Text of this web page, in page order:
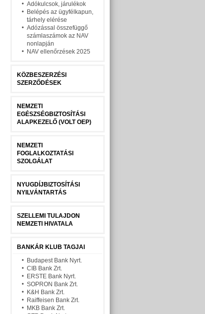
Adókulcsok, járulékok
Belépés az ügyfélkapun,
tárhely elérése
Adózással összefüggő
számlaszámok az NAV
nonlapján
NAV ellenőrzések 2025
KÖZBESZERZÉSI
SZERZŐDÉSEK
NEMZETI
EGÉSZSÉGBIZTOSÍTÁSI
ALAPKEZELŐ (VOLT OEP)
NEMZETI
FOGLALKOZTATÁSI
SZOLGÁLAT
NYUGDÍJBIZTOSÍTÁSI
NYILVÁNTARTÁS
SZELLEMI TULAJDON
NEMZETI HIVATALA
BANKÁR KLUB TAGJAI
Budapest Bank Nyrt.
CIB Bank Zrt.
ERSTE Bank Nyrt.
SOPRON Bank Zrt.
K&H Bank Zrt.
Raiffeisen Bank Zrt.
MKB Bank Zrt.